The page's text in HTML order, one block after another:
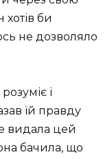
хотів би
не дозволяло
і
їй правду
видала цей
бачила, що